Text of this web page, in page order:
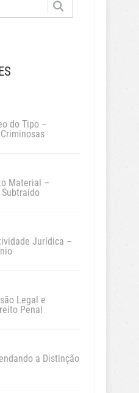
do Tipo –
Material –
Subtraído
Jurídica –
Legal e
Penal
a Distinção